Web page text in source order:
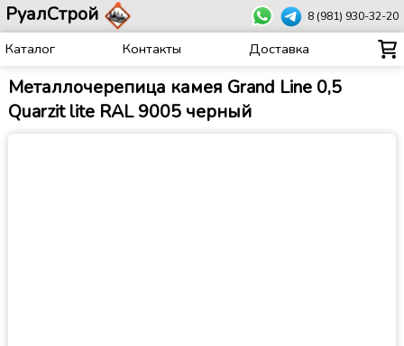
РуалСтрой 8 (981) 930-32-20
Каталог Контакты Доставка
Металлочерепица камея Grand Line 0,5
Quarzit lite RAL 9005 черный